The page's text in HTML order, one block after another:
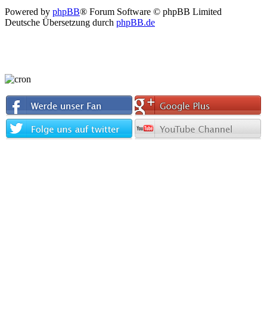
Powered by phpBB® Forum Software © phpBB Limited
Deutsche Übersetzung durch phpBB.de